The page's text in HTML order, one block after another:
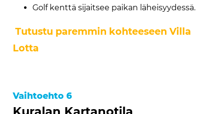
Golf kenttä sijaitsee paikan läheisyydessä.
Tutustu paremmin kohteeseen Villa
Lotta
Vaihtoehto 6